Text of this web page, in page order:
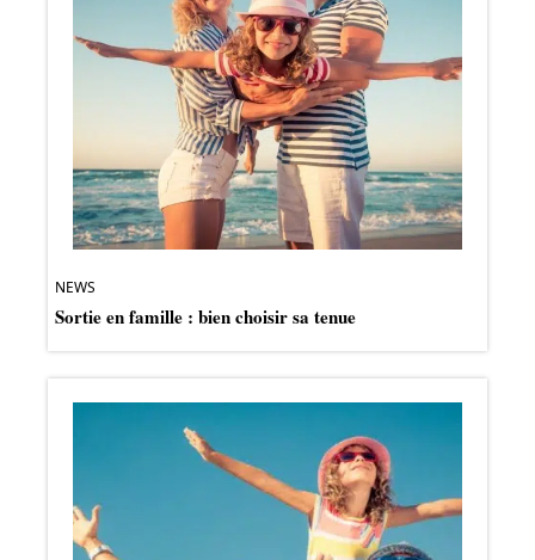
NEWS
Sortie en famille : bien choisir sa tenue